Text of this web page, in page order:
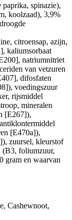
paprika, spinazie),
koolzaad), 3,9%
citroensap, azijn,
kaliumsorbaat
natriumnitriet
van vetzuren
difosfaten
voedingszuur
rijsmiddel
mineralen
[E267]),
[E470a]),
zuursel, kleurstof
(B3, foliumzuur,
gram en waarvan
Cashewnoot,